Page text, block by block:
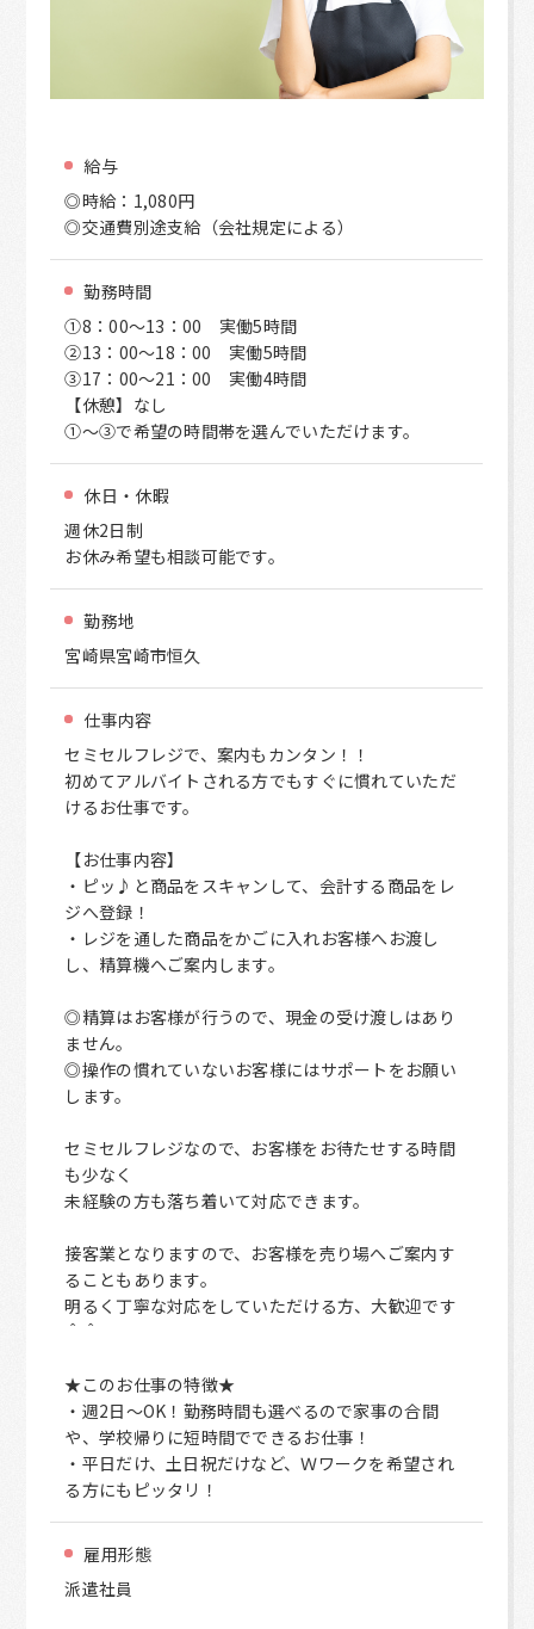
給与
◎時給：1,080円
◎交通費別途支給（会社規定による）
勤務時間
①8：00～13：00 実働5時間
②13：00～18：00 実働5時間
③17：00～21：00 実働4時間
【休憩】なし
①～③で希望の時間帯を選んでいただけます。
休日・休暇
週休2日制
お休み希望も相談可能です。
勤務地
宮崎県宮崎市恒久
仕事内容
セミセルフレジで、案内もカンタン！！
初めてアルバイトされる方でもすぐに慣れていただ
けるお仕事です。
【お仕事内容】
・ピッ♪と商品をスキャンして、会計する商品をレ
ジへ登録！
・レジを通した商品をかごに入れお客様へお渡し
し、精算機へご案内します。
◎精算はお客様が行うので、現金の受け渡しはあり
ません。
◎操作の慣れていないお客様にはサポートをお願い
します。
セミセルフレジなので、お客様をお待たせする時間
も少なく
未経験の方も落ち着いて対応できます。
接客業となりますので、お客様を売り場へご案内す
ることもあります。
明るく丁寧な対応をしていただける方、大歓迎です
＾＾
★このお仕事の特徴★
・週2日～OK！勤務時間も選べるので家事の合間
や、学校帰りに短時間でできるお仕事！
・平日だけ、土日祝だけなど、Ｗワークを希望され
る方にもピッタリ！
雇用形態
派遣社員